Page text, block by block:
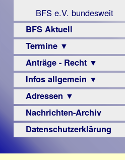
BFS e.V. bundesweit
BFS Aktuell
Termine ▼
Veranstaltungsprogramme
Anträge - Recht ▼
Archiv
Urteile
Infos allgemein ▼
Sehbehinderung
Frühförderung
Schule
–
Adressen ▼
Augenoptiker
Berufsbildungswerke
Nachrichten-Archiv
Datenschutzerklärung